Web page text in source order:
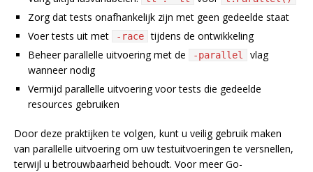
Zorg dat tests onafhankelijk zijn met geen gedeelde staat
Voer tests uit met
-race tijdens de ontwikkeling
Beheer parallelle uitvoering met de
-parallel
vlag
wanneer nodig
Vermijd parallelle uitvoering voor tests die gedeelde
resources gebruiken
Door deze praktijken te volgen, kunt u veilig gebruik maken
van parallelle uitvoering om uw testuitvoeringen te versnellen,
terwijl u betrouwbaarheid behoudt. Voor meer Go-